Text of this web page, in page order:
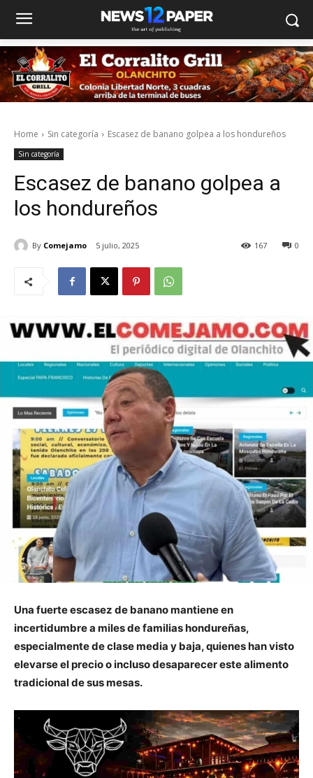
Home Sin categoría Escasez de banano golpea a los hondureños
Sin categoría
Escasez de banano golpea a
los hondureños
By Comejamo 5 julio, 2025 0
167
Una fuerte escasez de banano mantiene en
incertidumbre a miles de familias hondureñas,
especialmente de clase media y baja, quienes han visto
elevarse el precio o incluso desaparecer este alimento
tradicional de sus mesas.